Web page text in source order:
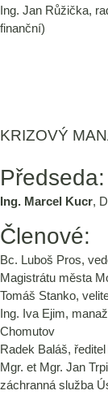
Ing. Jan Růžička,
finanční)
KRIZOVÝ
Předseda:
Ing. Marcel Kucr,
Členové:
Bc. Luboš Pros,
Magistrátu města
Tomáš Stanko,
Ing. Iva Ejim,
Chomutov
Radek Baláš,
Mgr. et Mgr. Jan
záchranná služba